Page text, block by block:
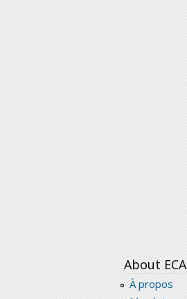
About ECA
À propos